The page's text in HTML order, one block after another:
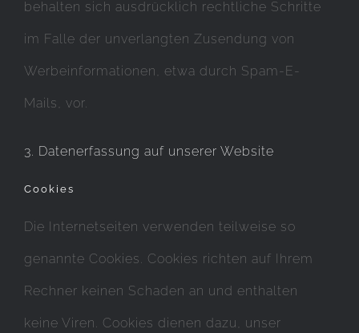
behalten sich ausdrücklich rechtliche Schritte
im Falle der unverlangten Zusendung von
Werbeinformationen, etwa durch Spam-E-
Mails, vor.
3. Datenerfassung auf unserer Website
Cookies
Die Internetseiten verwenden teilweise so
genannte Cookies. Cookies richten auf Ihrem
Rechner keinen Schaden an und enthalten
keine Viren. Cookies dienen dazu, unser